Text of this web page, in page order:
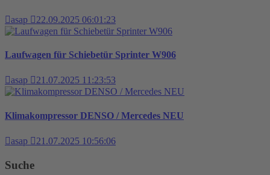
asap 22.09.2025 06:01:23
Laufwagen für Schiebetür Sprinter W906
asap 21.07.2025 11:23:53
Klimakompressor DENSO / Mercedes NEU
asap 21.07.2025 10:56:06
Suche